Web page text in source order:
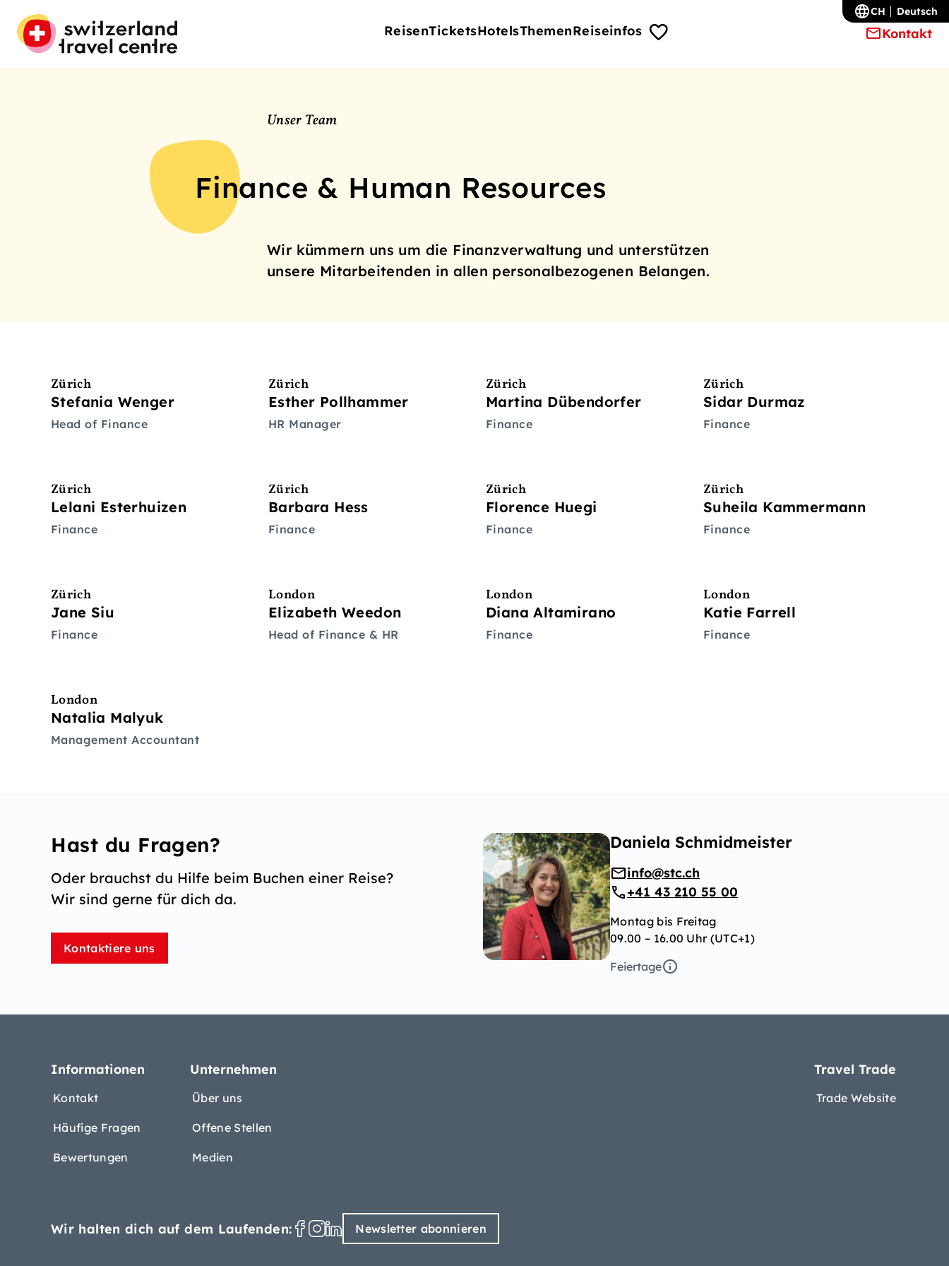
ReisenTicketsHotelsThemenReiseinfos Kontakt
CH Deutsch
Unser Team
Finance & Human Resources
Wir kümmern uns um die Finanzverwaltung und unterstützen
unsere Mitarbeitenden in allen personalbezogenen Belangen.
Zürich
Stefania Wenger
Head of Finance
Zürich
Esther Pollhammer
HR Manager
Zürich
Martina Dübendorfer
Finance
Zürich
Sidar Durmaz
Finance
Zürich
Lelani Esterhuizen
Finance
Zürich
Barbara Hess
Finance
Zürich
Florence Huegi
Finance
Zürich
Suheila Kammermann
Finance
Zürich
Jane Siu
Finance
London
Elizabeth Weedon
Head of Finance & HR
London
Diana Altamirano
Finance
London
Katie Farrell
Finance
London
Natalia Malyuk
Management Accountant
Hast du Fragen?
Oder brauchst du Hilfe beim Buchen einer Reise?
Wir sind gerne für dich da.
Kontaktiere uns
Daniela Schmidmeister
info@stc.ch
+41 43 210 55 00
Montag bis Freitag
09.00 – 16.00 Uhr (UTC+1)
Feiertage
Informationen
Kontakt
Häufige Fragen
Bewertungen
Unternehmen
Über uns
Offene Stellen
Medien
Travel Trade
Trade Website
Wir halten dich auf dem Laufenden: Newsletter abonnieren